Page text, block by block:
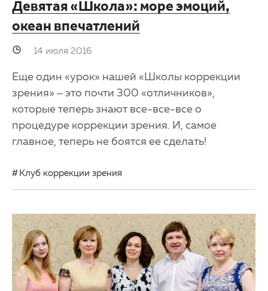
Девятая «Школа»: море эмоций,
океан впечатлений
14 июля 2016
Еще один «урок» нашей «Школы коррекции
зрения» – это почти 300 «отличников»,
которые теперь знают все-все-все о
процедуре коррекции зрения. И, самое
главное, теперь не боятся ее сделать!
Клуб коррекции зрения